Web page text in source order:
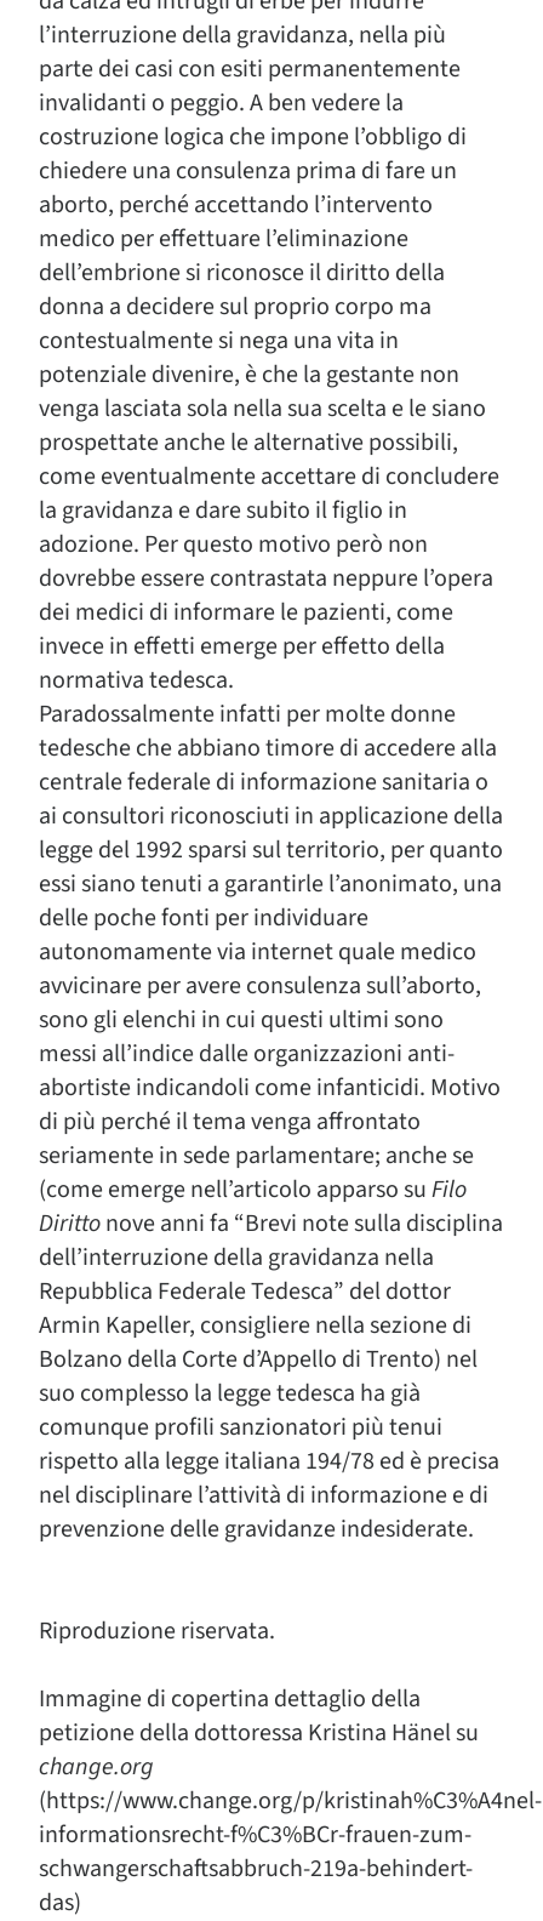
l’interruzione della gravidanza, nella più
parte dei casi con esiti permanentemente
invalidanti o peggio. A ben vedere la
costruzione logica che impone l’obbligo di
chiedere una consulenza prima di fare un
aborto, perché accettando l’intervento
medico per effettuare l’eliminazione
dell’embrione si riconosce il diritto della
donna a decidere sul proprio corpo ma
contestualmente si nega una vita in
potenziale divenire, è che la gestante non
venga lasciata sola nella sua scelta e le siano
prospettate anche le alternative possibili,
come eventualmente accettare di concludere
la gravidanza e dare subito il figlio in
adozione. Per questo motivo però non
dovrebbe essere contrastata neppure l’opera
dei medici di informare le pazienti, come
invece in effetti emerge per effetto della
normativa tedesca.
Paradossalmente infatti per molte donne
tedesche che abbiano timore di accedere alla
centrale federale di informazione sanitaria o
ai consultori riconosciuti in applicazione della
legge del 1992 sparsi sul territorio, per quanto
essi siano tenuti a garantirle l’anonimato, una
delle poche fonti per individuare
autonomamente via internet quale medico
avvicinare per avere consulenza sull’aborto,
sono gli elenchi in cui questi ultimi sono
messi all’indice dalle organizzazioni anti-
abortiste indicandoli come infanticidi. Motivo
di più perché il tema venga affrontato
seriamente in sede parlamentare; anche se
(come emerge nell’articolo apparso suFilo
Dirittonove anni fa “Brevi note sulla disciplina
dell’interruzione della gravidanza nella
Repubblica Federale Tedesca” del dottor
Armin Kapeller, consigliere nella sezione di
Bolzano della Corte d’Appello di Trento) nel
suo complesso la legge tedesca ha già
comunque profili sanzionatori più tenui
rispetto alla legge italiana 194/78 ed è precisa
nel disciplinare l’attività di informazione e di
prevenzione delle gravidanze indesiderate.
Riproduzione riservata.
Immagine di copertina dettaglio della
petizione della dottoressa Kristina Hänel su
change.org
(https://www.change.org/p/kristinah%C3%A4nel-
informationsrecht-f%C3%BCr-frauen-zum-
schwangerschaftsabbruch-219a-behindert-
das)